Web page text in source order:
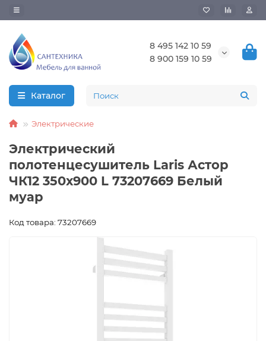
8 495 142 10 59
8 900 159 10 59
Каталог
Электрические
Электрический
полотенцесушитель Laris Астор
ЧК12 350х900 L 73207669 Белый
муар
Код товара: 73207669